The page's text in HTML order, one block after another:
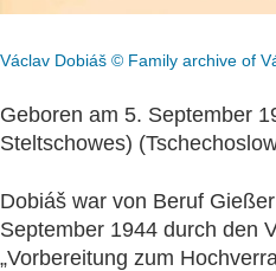
Václav Dobiáš © Family archive of
Geboren am 5. September
Steltschowes)
Dobiáš war von Beruf
September 1944 durch den
„Vorbereitung zum